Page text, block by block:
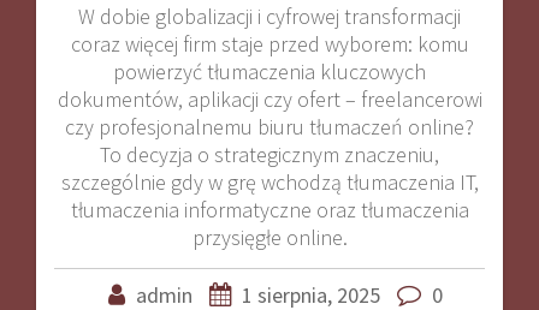
W dobie globalizacji i cyfrowej transformacji
coraz więcej firm staje przed wyborem: komu
powierzyć tłumaczenia kluczowych
dokumentów, aplikacji czy ofert – freelancerowi
czy profesjonalnemu biuru tłumaczeń online?
To decyzja o strategicznym znaczeniu,
szczególnie gdy w grę wchodzą tłumaczenia IT,
tłumaczenia informatyczne oraz tłumaczenia
przysięgłe online.
admin 1 sierpnia, 2025 0